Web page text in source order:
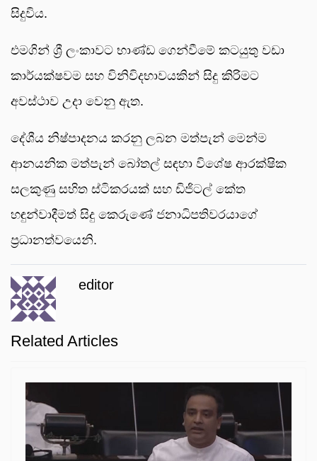
සිදුවිය.
එමගින් ශ්‍රී ලංකාවට භාණ්ඩ ගෙන්වීමේ කටයුතු වඩා
කාර්යක්ෂවම සහ විනිවිදභාවයකින් සිදු කිරිමට
අවස්ථාව උදා වෙනු ඇත.
දේශීය නිෂ්පාදනය කරනු ලබන මත්පැන් මෙන්ම
ආනයනික මත්පැන් බෝතල් සඳහා විශේෂ ආරක්ෂික
සලකුණු සහිත ස්ටිකරයක් සහ ඩිජිටල් කේත
හඳුන්වාදීමත් සිදු කෙරුණේ ජනාධිපතිවරයාගේ
ප්‍රධානත්වයෙනි.
editor
Related Articles